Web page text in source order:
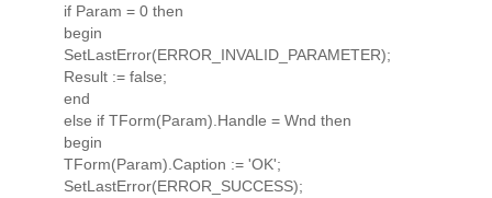
if Param = 0 then
begin
SetLastError(ERROR_INVALID_PARAMETER);
Result := false;
end
else if TForm(Param).Handle = Wnd then
begin
TForm(Param).Caption := 'OK';
SetLastError(ERROR_SUCCESS);